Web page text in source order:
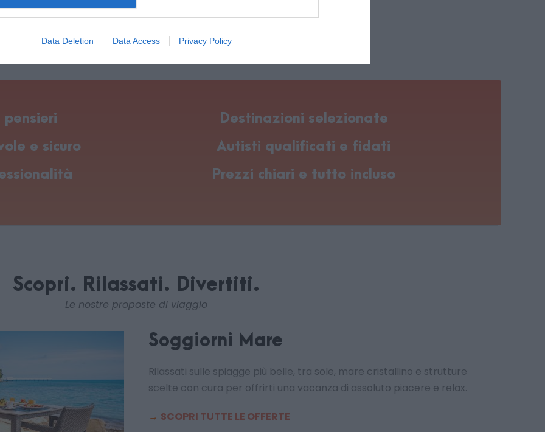
Data Deletion Data Access Privacy Policy
Perché scegliere noi
pensieri
e sicuro
Destinazioni selezionate
Autisti qualificati e fidati
Prezzi chiari e tutto incluso
Scopri. Rilassati. Divertiti.
Le nostre proposte di viaggio
Soggiorni Mare
Rilassati sulle spiagge più belle, tra sole, mare cristallino e strutture
scelte con cura per offrirti una vacanza di assoluto piacere e relax.
→ SCOPRI TUTTE LE OFFERTE